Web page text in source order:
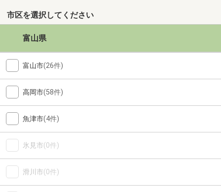
市区を選択してください
富山県
富山市(26件)
高岡市(58件)
魚津市(4件)
氷見市(0件)
滑川市(0件)